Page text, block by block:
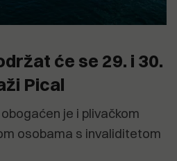
će se 29. i 30.
Pical
je i plivačkom
osobama s invaliditetom